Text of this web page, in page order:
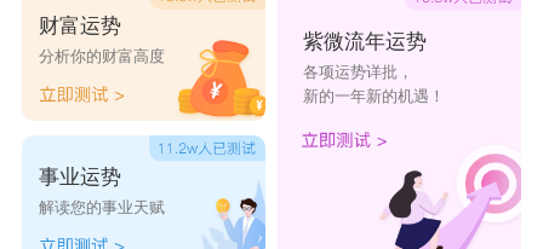
来自于曹雪芹《姽婳词》中“姽婳将军林四娘，玉
为肌骨铁为肠。”
姽婳本身是美丽的意思，诗词本身是用到了典故，
因而玉婳一名更有内涵和深意，令人回味无穷。玉
字体现女宝宝的高贵典雅，婳字突显了美好娴静。
玉婳一名好听顺口，给人温雅含蓄之感，表现了父
财富运势
分析你的财富高度
事业运势
解读您的事业天赋
紫微流年运势
各项运势详批，
新的一年新的机遇！